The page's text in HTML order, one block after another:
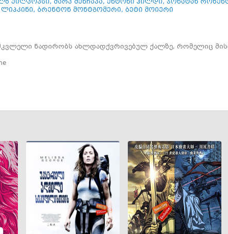
უილკოკსი, მარკ მენჩაკა, ენტონი ჰილდი, ჯონატან
, ბრენტონ მონტგომერი, ბეტი მოიერი
ნადირობს ახლდადქვრივებულ ქალზე, რომელიც